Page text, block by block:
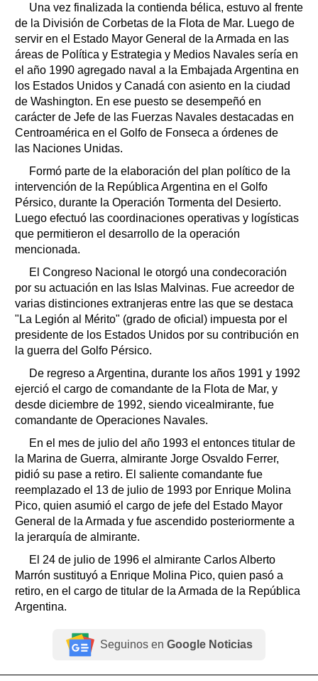
Una vez finalizada la contienda bélica, estuvo al frente
de la División de Corbetas de la Flota de Mar. Luego de
servir en el Estado Mayor General de la Armada en las
áreas de Política y Estrategia y Medios Navales sería en
el año 1990 agregado naval a la Embajada Argentina en
los Estados Unidos y Canadá con asiento en la ciudad
de Washington. En ese puesto se desempeñó en
carácter de Jefe de las Fuerzas Navales destacadas en
Centroamérica en el Golfo de Fonseca a órdenes de
las Naciones Unidas.
Formó parte de la elaboración del plan político de la
intervención de la República Argentina en el Golfo
Pérsico, durante la Operación Tormenta del Desierto.
Luego efectuó las coordinaciones operativas y logísticas
que permitieron el desarrollo de la operación
mencionada.
El Congreso Nacional le otorgó una condecoración
por su actuación en las Islas Malvinas. Fue acreedor de
varias distinciones extranjeras entre las que se destaca
"La Legión al Mérito" (grado de oficial) impuesta por el
presidente de los Estados Unidos por su contribución en
la guerra del Golfo Pérsico.
De regreso a Argentina, durante los años 1991 y 1992
ejerció el cargo de comandante de la Flota de Mar, y
desde diciembre de 1992, siendo vicealmirante, fue
comandante de Operaciones Navales.
En el mes de julio del año 1993 el entonces titular de
la Marina de Guerra, almirante Jorge Osvaldo Ferrer,
pidió su pase a retiro. El saliente comandante fue
reemplazado el 13 de julio de 1993 por Enrique Molina
Pico, quien asumió el cargo de jefe del Estado Mayor
General de la Armada y fue ascendido posteriormente a
la jerarquía de almirante.
El 24 de julio de 1996 el almirante Carlos Alberto
Marrón sustituyó a Enrique Molina Pico, quien pasó a
retiro, en el cargo de titular de la Armada de la República
Argentina.
Seguinos en Google Noticias